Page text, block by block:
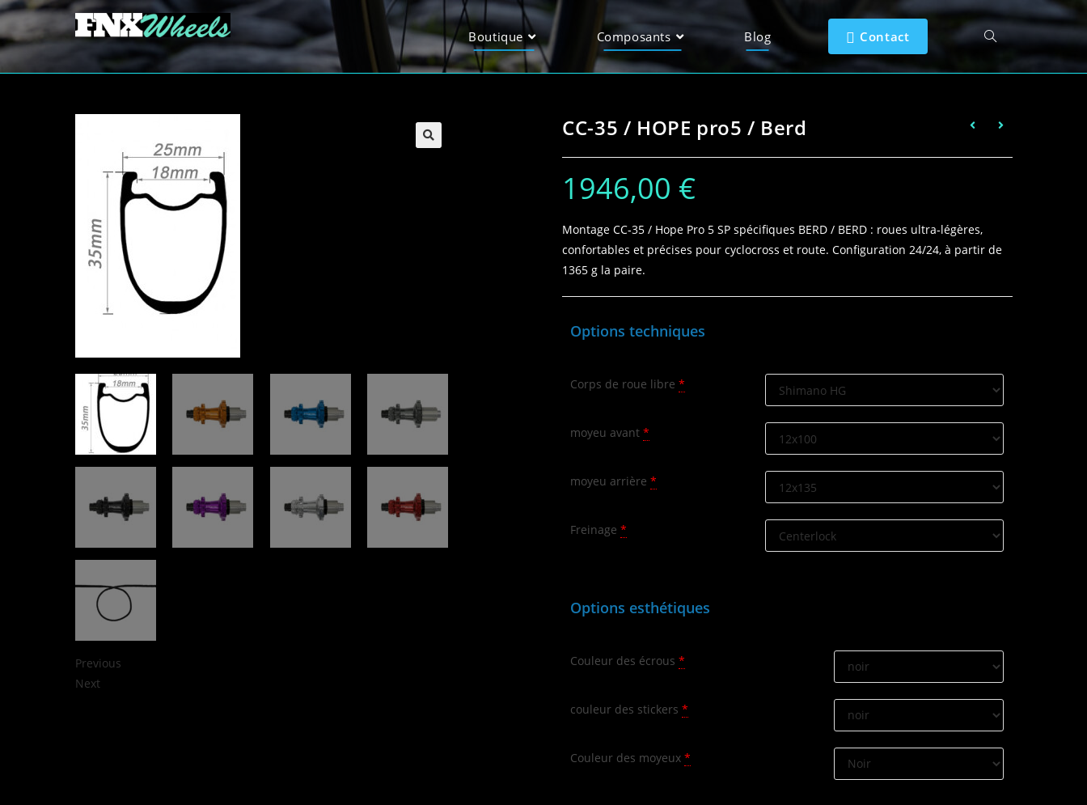
Boutique Composants Blog Contact
Previous
Next
CC-35 / HOPE pro5 / Berd
1946,00 €
Montage CC‑35 / Hope Pro 5 SP spécifiques BERD / BERD : roues ultra‑légères,
confortables et précises pour cyclocross et route. Configuration 24/24, à partir de
1365 g la paire.
Options techniques
Corps de roue libre *
moyeu avant *
moyeu arrière *
Freinage *
Options esthétiques
Couleur des écrous *
couleur des stickers *
Couleur des moyeux *